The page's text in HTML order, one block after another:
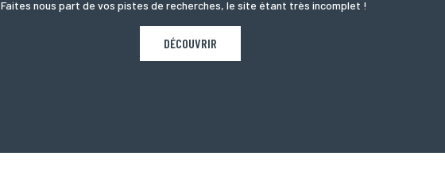
Faites nous part de vos pistes de recherches, le site étant très incomplet !
DÉCOUVRIR